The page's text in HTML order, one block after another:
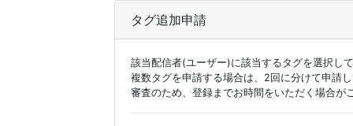
タグ追加申請
該当配信者(ユーザー)に該当するタグを選択し
複数タグを申請する場合は、2回に分けて申請
審査のため、登録までお時間をいただく場合が